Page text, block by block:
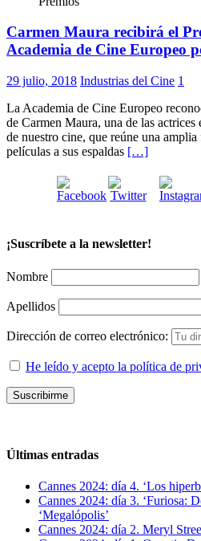
Carmen Maura recibirá el
Academia de Cine Europeo
29 julio, 2018 Industrias del Cine 1
La Academia de Cine Europeo
de Carmen Maura, una de las actrices
de nuestro cine, que reúne una
películas a sus espaldas […]
¡Suscríbete a la newsletter!
Nombre
Apellidos
Dirección de correo electrónico:
He leído y acepto la política de
Últimas entradas
Cannes 2024: día 4. ‘Los
Cannes 2024: día 3. ‘Furiosa:
‘Megalópolis’
Cannes 2024: día 2. Meryl